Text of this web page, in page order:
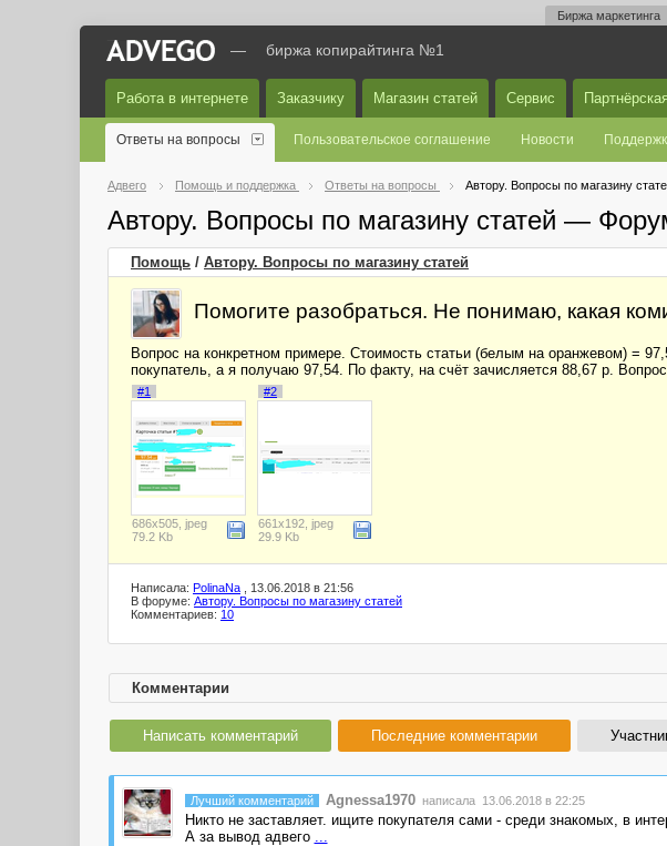
Биржа маркетинга
— биржа копирайтинга №1
Работа в интернете Заказчику Магазин статей Сервис
Ответы на вопросы Пользовательское соглашение Новости
Адвего Помощь и поддержка Ответы на вопросы Автору. Вопросы по магазину
Автору. Вопросы по магазину статей —
Помощь / Автору. Вопросы по магазину статей
Помогите разобраться. Не понимаю, какая
Вопрос на конкретном примере. Стоимость статьи (белым на оранжевом) =
покупатель, а я получаю 97,54. По факту, на счёт зачисляется 88,67 р.
#1
686x505, jpeg
79.2 Kb
#2
661x192, jpeg
29.9 Kb
Написала: PolinaNa , 13.06.2018 в 21:56
В форуме: Автору. Вопросы по магазину статей
Комментариев: 10
Комментарии
Написать комментарий Последние комментарии
Лучший комментарий Agnessa1970 написала 13.06.2018 в 22:25
Никто не заставляет. ищите покупателя сами - среди знакомых, в
А за вывод адвего ...